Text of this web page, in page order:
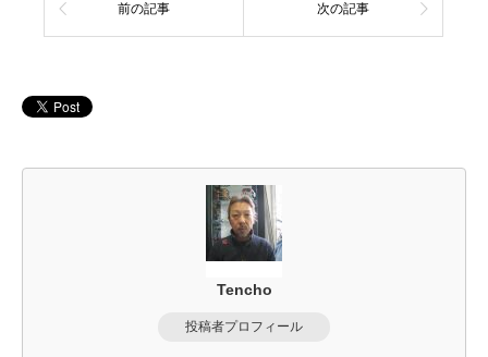
前の記事 次の記事
Tencho
投稿者プロフィール